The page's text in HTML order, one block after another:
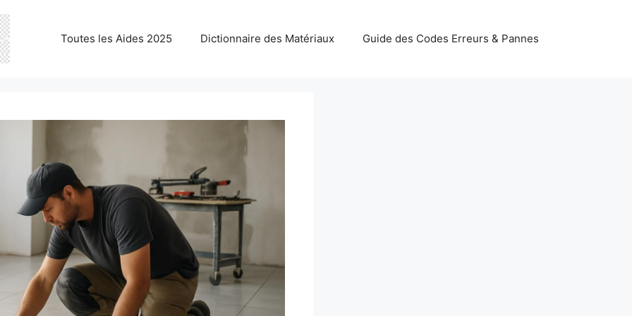
Toutes les Aides 2025 Dictionnaire des Matériaux Guide des Codes Erreurs & Pannes